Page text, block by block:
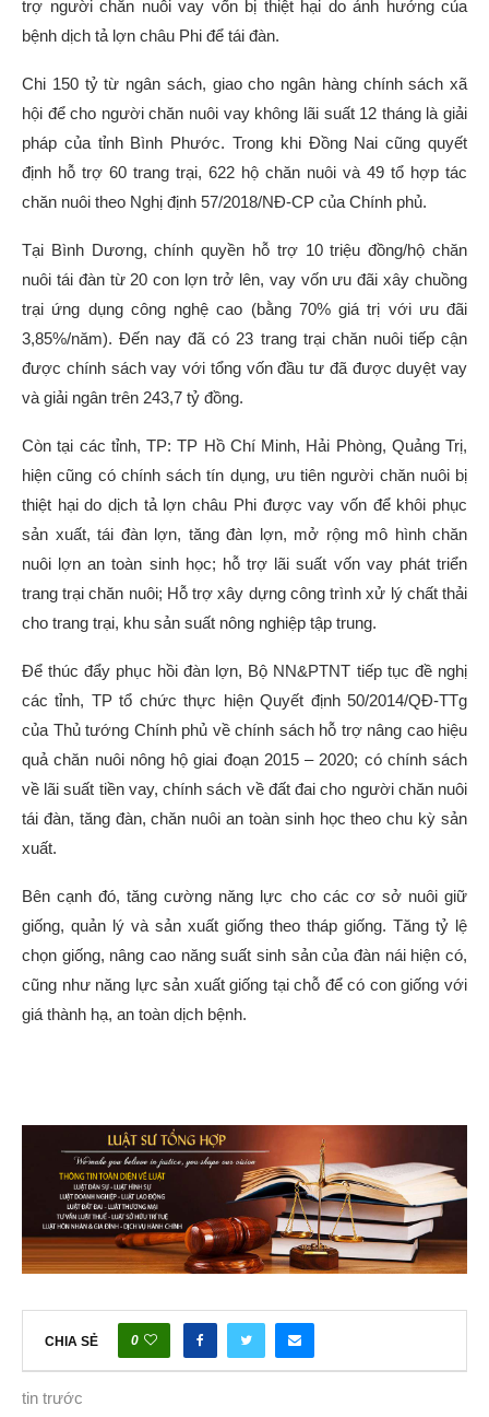
trợ người chăn nuôi vay vốn bị thiệt hại do ảnh hưởng của
bệnh dịch tả lợn châu Phi để tái đàn.
Chi 150 tỷ từ ngân sách, giao cho ngân hàng chính sách xã
hội để cho người chăn nuôi vay không lãi suất 12 tháng là giải
pháp của tỉnh Bình Phước. Trong khi Đồng Nai cũng quyết
định hỗ trợ 60 trang trại, 622 hộ chăn nuôi và 49 tổ hợp tác
chăn nuôi theo Nghị định 57/2018/NĐ-CP của Chính phủ.
Tại Bình Dương, chính quyền hỗ trợ 10 triệu đồng/hộ chăn
nuôi tái đàn từ 20 con lợn trở lên, vay vốn ưu đãi xây chuồng
trại ứng dụng công nghệ cao (bằng 70% giá trị với ưu đãi
3,85%/năm). Đến nay đã có 23 trang trại chăn nuôi tiếp cận
được chính sách vay với tổng vốn đầu tư đã được duyệt vay
và giải ngân trên 243,7 tỷ đồng.
Còn tại các tỉnh, TP: TP Hồ Chí Minh, Hải Phòng, Quảng Trị,
hiện cũng có chính sách tín dụng, ưu tiên người chăn nuôi bị
thiệt hại do dịch tả lợn châu Phi được vay vốn để khôi phục
sản xuất, tái đàn lợn, tăng đàn lợn, mở rộng mô hình chăn
nuôi lợn an toàn sinh học; hỗ trợ lãi suất vốn vay phát triển
trang trại chăn nuôi; Hỗ trợ xây dựng công trình xử lý chất thải
cho trang trại, khu sản suất nông nghiệp tập trung.
Để thúc đẩy phục hồi đàn lợn, Bộ NN&PTNT tiếp tục đề nghị
các tỉnh, TP tổ chức thực hiện Quyết định 50/2014/QĐ-TTg
của Thủ tướng Chính phủ về chính sách hỗ trợ nâng cao hiệu
quả chăn nuôi nông hộ giai đoạn 2015 – 2020; có chính sách
về lãi suất tiền vay, chính sách về đất đai cho người chăn nuôi
tái đàn, tăng đàn, chăn nuôi an toàn sinh học theo chu kỳ sản
xuất.
Bên cạnh đó, tăng cường năng lực cho các cơ sở nuôi giữ
giống, quản lý và sản xuất giống theo tháp giống. Tăng tỷ lệ
chọn giống, nâng cao năng suất sinh sản của đàn nái hiện có,
cũng như năng lực sản xuất giống tại chỗ để có con giống với
giá thành hạ, an toàn dịch bệnh.
CHIA SẺ 0
tin trước